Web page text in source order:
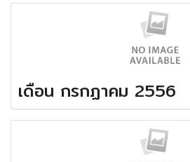
เดือน กรกฏาคม 2556